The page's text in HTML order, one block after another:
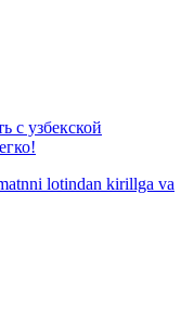
с узбекской
lotindan kirillga va